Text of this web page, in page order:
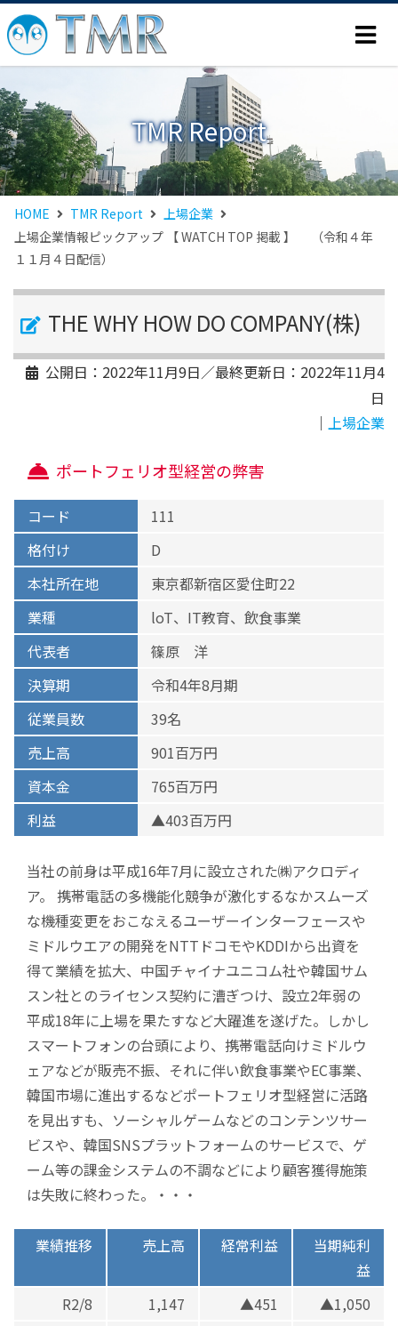
TMR Report
HOME TMR Report
上場企業
上場企業情報ピックアップ 【 WATCH TOP 掲載 】 （令和４年
１１月４日配信）
THE WHY HOW DO COMPANY(株)
公開日： 2022年11月9日／最終更新日： 2022年11月4
日
｜ 上場企業
ポートフェリオ型経営の弊害
コード
111
格付け
D
本社所在地
東京都新宿区愛住町22
業種
loT、IT教育、飲食事業
代表者
篠原 洋
決算期
令和4年8月期
従業員数
39名
売上高
901百万円
資本金
765百万円
利益
▲403百万円
当社の前身は平成16年7月に設立された㈱アクロディ
ア。 携帯電話の多機能化競争が激化するなかスムーズ
な機種変更をおこなえるユーザーインターフェースや
ミドルウエアの開発をNTTドコモやKDDIから出資を
得て業績を拡大、中国チャイナユニコム社や韓国サム
スン社とのライセンス契約に漕ぎつけ、設立2年弱の
平成18年に上場を果たすなど大躍進を遂げた。しかし
スマートフォンの台頭により、携帯電話向けミドルウ
ェアなどが販売不振、それに伴い飲食事業やEC事業、
韓国市場に進出するなどポートフェリオ型経営に活路
を見出すも、ソーシャルゲームなどのコンテンツサー
ビスや、韓国SNSプラットフォームのサービスで、ゲ
ーム等の課金システムの不調などにより顧客獲得施策
は失敗に終わった。・・・
業績推移 売上高 経常利益
当期純利
益
R2/8
1,147 ▲451
▲1,050